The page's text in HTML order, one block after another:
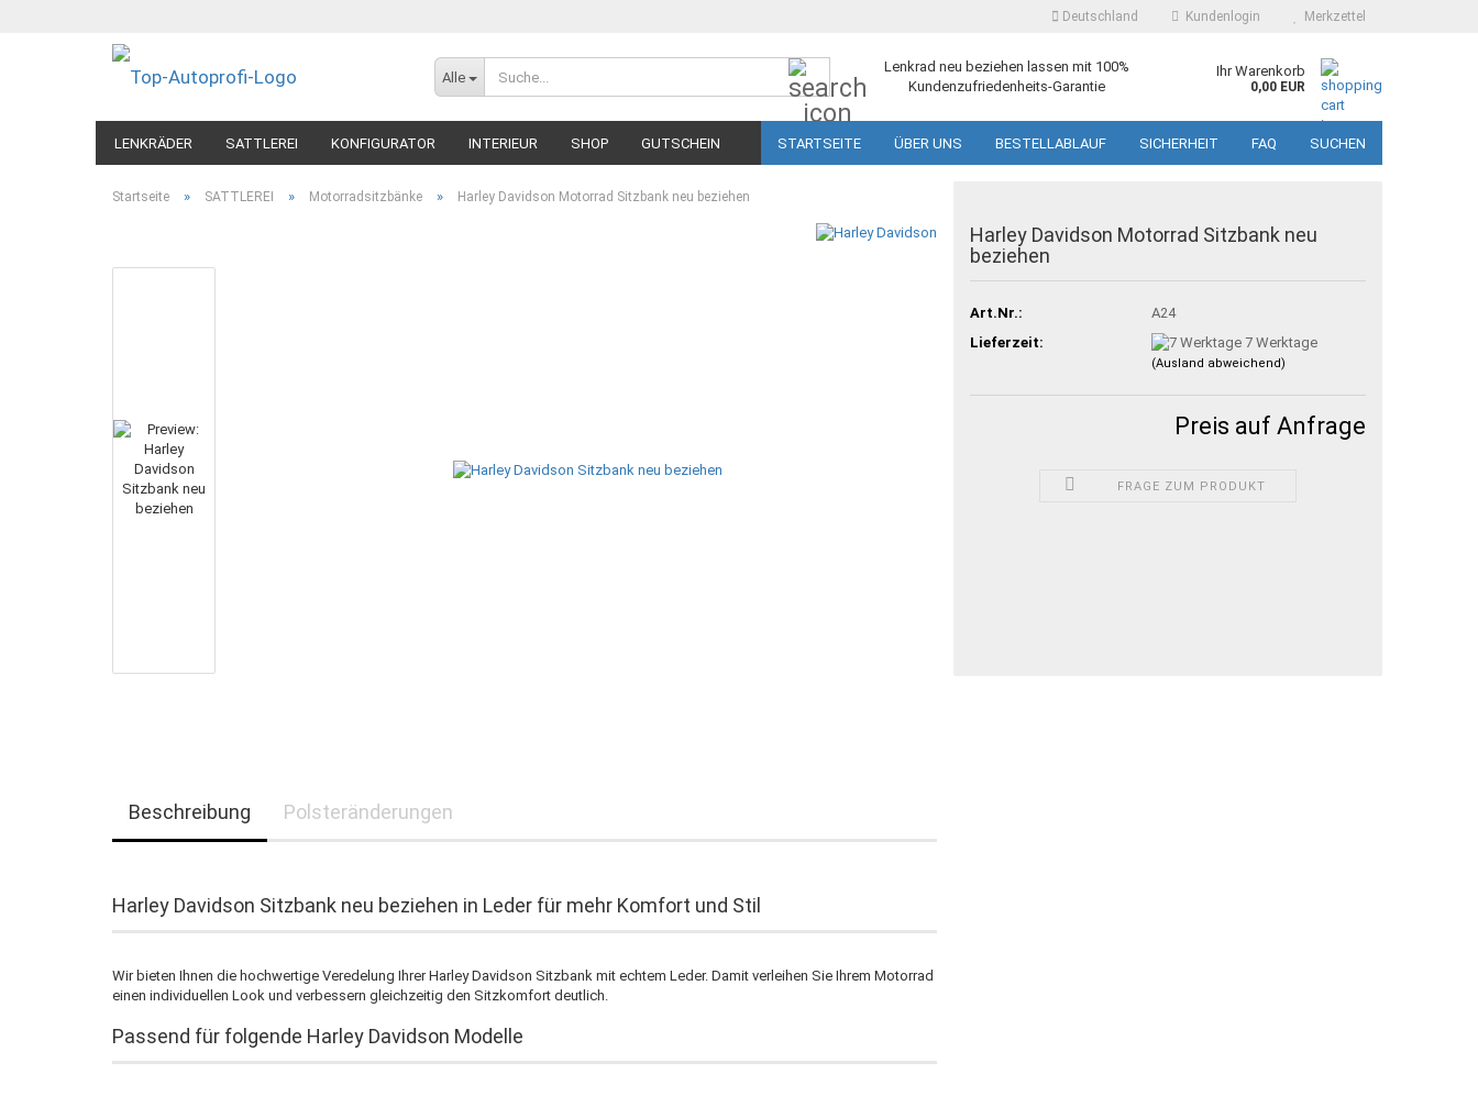
Deutschland Kundenlogin Merkzettel
Alle
Lenkrad neu beziehen lassen mit 100%
Kundenzufriedenheits-Garantie
Ihr Warenkorb
0,00 EUR
LENKRÄDER SATTLEREI KONFIGURATOR INTERIEUR SHOP GUTSCHEIN STARTSEITE ÜBER UNS BESTELLABLAUF SICHERHEIT FAQ SUCHEN
Startseite » SATTLEREI » Motorradsitzbänke » Harley Davidson Motorrad Sitzbank neu beziehen
Harley Davidson Motorrad Sitzbank neu
beziehen
Art.Nr.:
A24
Lieferzeit:
7 Werktage
(Ausland abweichend)
Preis auf Anfrage
FRAGE ZUM PRODUKT
Beschreibung Polsteränderungen
Harley Davidson Sitzbank neu beziehen in Leder für mehr Komfort und Stil
Wir bieten Ihnen die hochwertige Veredelung Ihrer Harley Davidson Sitzbank mit echtem Leder. Damit verleihen Sie Ihrem Motorrad
einen individuellen Look und verbessern gleichzeitig den Sitzkomfort deutlich.
Passend für folgende Harley Davidson Modelle